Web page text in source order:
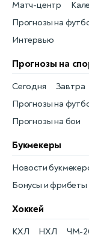
Матч-центр
Прогнозы на
Интервью
Прогнозы на
Прогнозы на
Сегодня
Завтра
Прогнозы на бои
Букмекеры
Бонусы и фрибеты
Новости
Хоккей
КХЛ
НХЛ
ЧМ-